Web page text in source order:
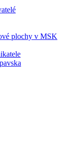
plochy v MSK